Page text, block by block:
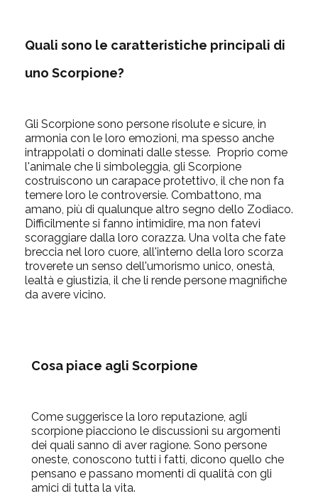
Quali sono le caratteristiche principali di
uno Scorpione?
Gli Scorpione sono persone risolute e sicure, in
armonia con le loro emozioni, ma spesso anche
intrappolati o dominati dalle stesse. Proprio come
l'animale che li simboleggia, gli Scorpione
costruiscono un carapace protettivo, il che non fa
temere loro le controversie. Combattono, ma
amano, più di qualunque altro segno dello Zodiaco.
Difficilmente si fanno intimidire, ma non fatevi
scoraggiare dalla loro corazza. Una volta che fate
breccia nel loro cuore, all'interno della loro scorza
troverete un senso dell'umorismo unico, onestà,
lealtà e giustizia, il che li rende persone magnifiche
da avere vicino.
Cosa piace agli Scorpione
Come suggerisce la loro reputazione, agli
scorpione piacciono le discussioni su argomenti
dei quali sanno di aver ragione. Sono persone
oneste, conoscono tutti i fatti, dicono quello che
pensano e passano momenti di qualità con gli
amici di tutta la vita.